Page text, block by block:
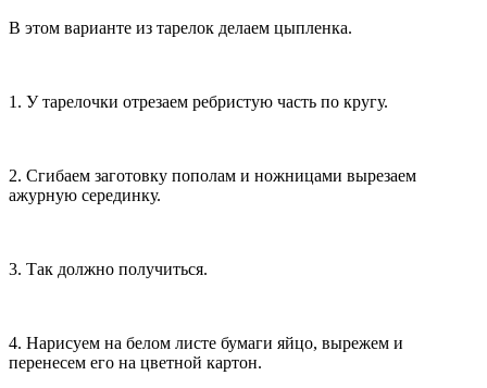
В этом варианте из тарелок делаем цыпленка.
1. У тарелочки отрезаем ребристую часть по кругу.
2. Сгибаем заготовку пополам и ножницами вырезаем
ажурную серединку.
3. Так должно получиться.
4. Нарисуем на белом листе бумаги яйцо, вырежем и
перенесем его на цветной картон.